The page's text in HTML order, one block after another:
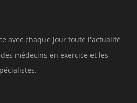
avec chaque jour toute l'actualité
médecins en exercice et les